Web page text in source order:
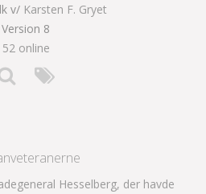
v/ Karsten F. Gryet
Version 8
52 online
Hesselberg, der havde